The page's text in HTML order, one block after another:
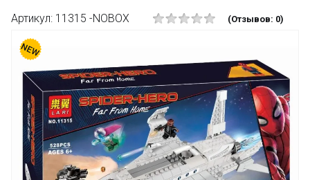
Артикул: 11315 -NOBOX (Отзывов: 0)